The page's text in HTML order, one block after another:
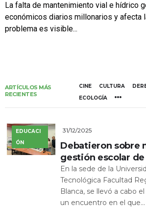
La falta de mantenimiento vial e hídrico
económicos diarios millonarios y afecta
problema es visible...
ARTÍCULOS MÁS
RECIENTES
CINE CULTURA
ECOLOGÍA
EDUCACI
ÓN
31/12/2025
Debatieron sobre
gestión escolar
En la sede de la
Tecnológica Facultad
Blanca, se llevó a cabo
un encuentro en el que...